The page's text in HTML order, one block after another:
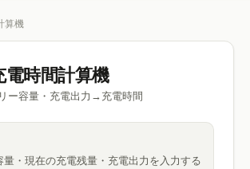
算機
電時間計算機
ー容量・充電出力→充電時間
量・現在の充電残量・充電出力を入力する